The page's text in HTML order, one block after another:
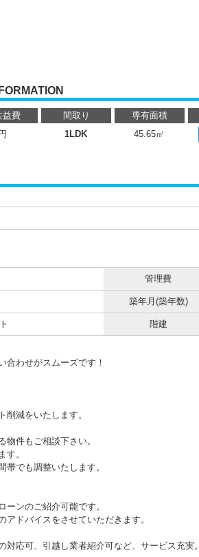
益費 間取り 専有面積
1LDK 45.65㎡
管理費
築年月(築年数)
階建
合わせがスムーズです！
削減をいたします。
物件もご相談下さい。
す。
でも調整いたします。
ンのご紹介可能です。
ドバイスをさせていただきます。
対応可、引越し業者紹介可など、サービス充実。